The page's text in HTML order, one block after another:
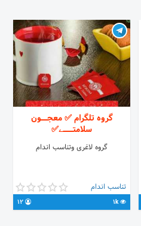
گروه تلگرام ✅ معجـــــون
سلامتــــــــے✅
گروه لاغری وتناسب اندام
تناسب اندام
1k